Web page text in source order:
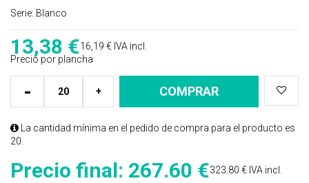
Serie: Blanco
13,38 €16,19 € IVA incl.
Precio por plancha
+
- COMPRAR
La cantidad mínima en el pedido de compra para el producto es
20.
Precio final: 267.60 €323.80 € IVA incl.